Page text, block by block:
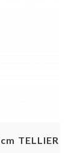
TELLIER